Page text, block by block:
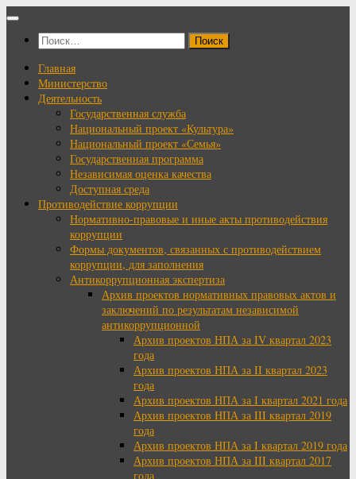
Перейти
содержимому
Найти:
Главная
Министерство
Деятельность
Государственная служба
Национальный проект «Культура»
Национальный проект «Семья»
Государственная программа
Независимая оценка качества
Доступная среда
Противодействие коррупции
Нормативно-правовые и иные акты противодействия
коррупции
Формы документов, связанных с противодействием
коррупции, для заполнения
Антикоррупционная экспертиза
Архив проектов нормативных правовых актов и
заключений по результатам независимой
антикоррупционной
Архив проектов НПА за IV квартал 2023
года
Архив проектов НПА за II квартал 2023
года
Архив проектов НПА за I квартал 2021 года
Архив проектов НПА за III квартал 2019
года
Архив проектов НПА за I квартал 2019 года
Архив проектов НПА за III квартал 2017
года